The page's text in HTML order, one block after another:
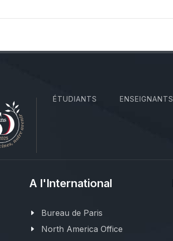
ÉTUDIANTS ENSEIGNANTS
A l'International
Bureau de Paris
North America Office